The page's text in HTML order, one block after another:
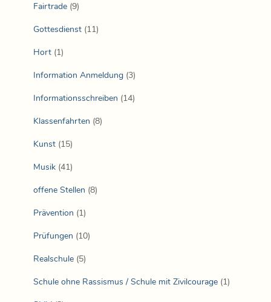
Fairtrade (9)
Gottesdienst (11)
Hort (1)
Information Anmeldung (3)
Informationsschreiben (14)
Klassenfahrten (8)
Kunst (15)
Musik (41)
offene Stellen (8)
Prävention (1)
Prüfungen (10)
Realschule (5)
Schule ohne Rassismus / Schule mit Zivilcourage (1)